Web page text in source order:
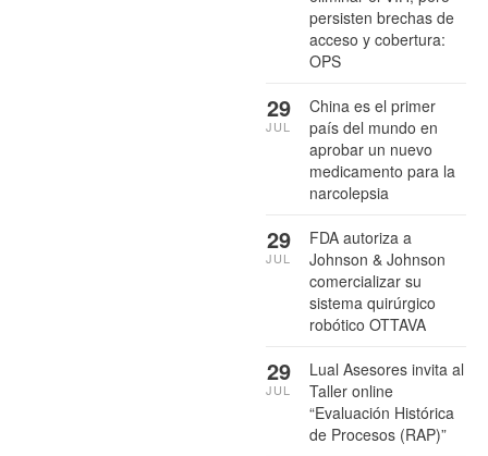
persisten brechas de
acceso y cobertura:
OPS
China es el primer
país del mundo en
aprobar un nuevo
medicamento para la
narcolepsia
29
JUL
FDA autoriza a
Johnson & Johnson
comercializar su
sistema quirúrgico
robótico OTTAVA
29
JUL
Lual Asesores invita al
Taller online
“Evaluación Histórica
de Procesos (RAP)”
29
JUL